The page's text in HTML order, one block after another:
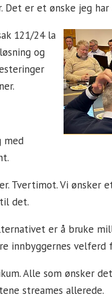
Det er et ønske jeg
121/24 la
og
med
Tvertimot. Vi ønsker
det.
er å bruke
innbyggernes velferd
Alle som ønsker
streames allerede.